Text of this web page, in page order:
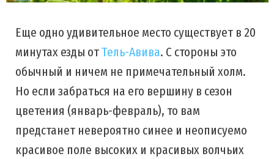
Еще одно удивительное место существует в 20
минутах езды отТель-Авива. С стороны это
обычный и ничем не примечательный холм.
Но если забраться на его вершину в сезон
цветения (январь-февраль), то вам
предстанет невероятно синее и неописуемо
красивое поле высоких и красивых волчьих